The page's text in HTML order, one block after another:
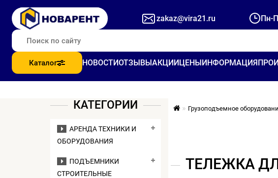
zakaz@vira21.ru Пн-
Каталог НОВОСТИОТЗЫВЫАКЦИИЦЕНЫИНФОРМАЦИЯ
КАТЕГОРИИ
АРЕНДА ТЕХНИКИ И
ОБОРУДОВАНИЯ
ПОДЪЕМНИКИ
СТРОИТЕЛЬНЫЕ
Грузоподъемное
ТЕЛЕЖКА